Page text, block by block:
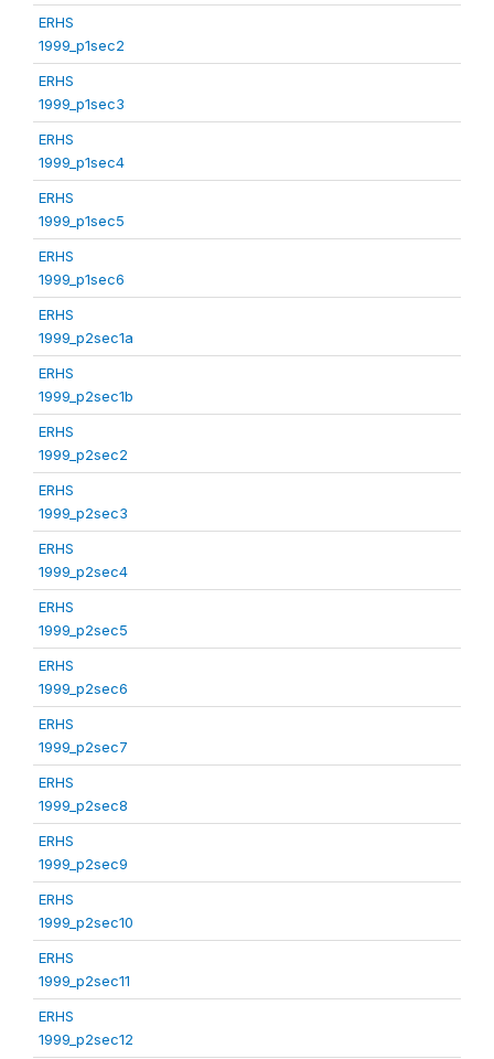
ERHS
1999_p1sec2
ERHS
1999_p1sec3
ERHS
1999_p1sec4
ERHS
1999_p1sec5
ERHS
1999_p1sec6
ERHS
1999_p2sec1a
ERHS
1999_p2sec1b
ERHS
1999_p2sec2
ERHS
1999_p2sec3
ERHS
1999_p2sec4
ERHS
1999_p2sec5
ERHS
1999_p2sec6
ERHS
1999_p2sec7
ERHS
1999_p2sec8
ERHS
1999_p2sec9
ERHS
1999_p2sec10
ERHS
1999_p2sec11
ERHS
1999_p2sec12